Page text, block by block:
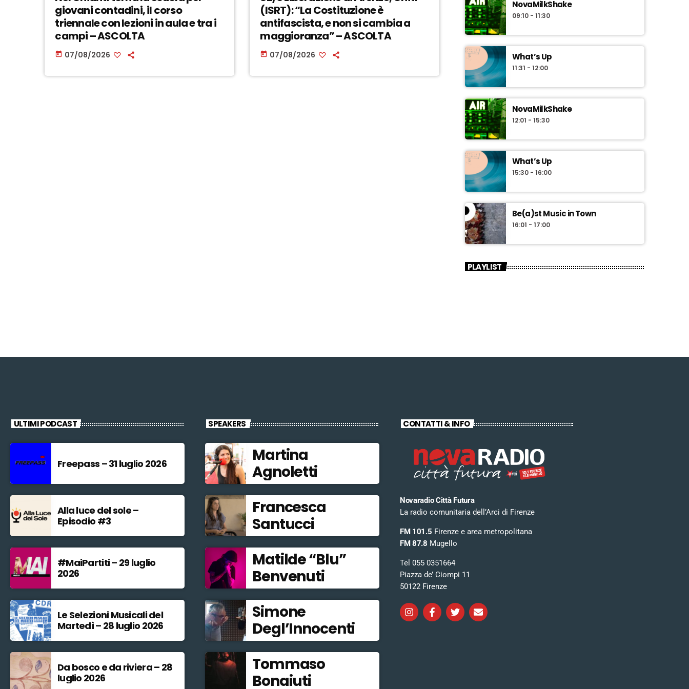
giovani contadini, il corso
triennale con lezioni in aula e tra i
campi – ASCOLTA
today 07/08/2026
(ISRT): “La Costituzione è
antifascista, e non si cambia a
maggioranza” – ASCOLTA
today 07/08/2026
NovaMilkShake
09:10 - 11:30
What’s Up
11:31 - 12:00
NovaMilkShake
12:01 - 15:30
What’s Up
15:30 - 16:00
Be(a)st Music in Town
16:01 - 17:00
PLAYLIST
ULTIMI PODCAST
Freepass – 31 luglio 2026
Alla luce del sole –
Episodio #3
#MaiPartiti – 29 luglio
2026
Le Selezioni Musicali del
Martedì – 28 luglio 2026
Da bosco e da riviera – 28
luglio 2026
SPEAKERS
Martina
Agnoletti
Francesca
Santucci
Matilde “Blu”
Benvenuti
Simone
Degl’Innocenti
Tommaso
Bonaiuti
CONTATTI & INFO
Novaradio Città Futura
La radio comunitaria dell’Arci di Firenze
FM 101.5 Firenze e area metropolitana
FM 87.8 Mugello
Tel 055 0351664
Piazza de’ Ciompi 11
50122 Firenze